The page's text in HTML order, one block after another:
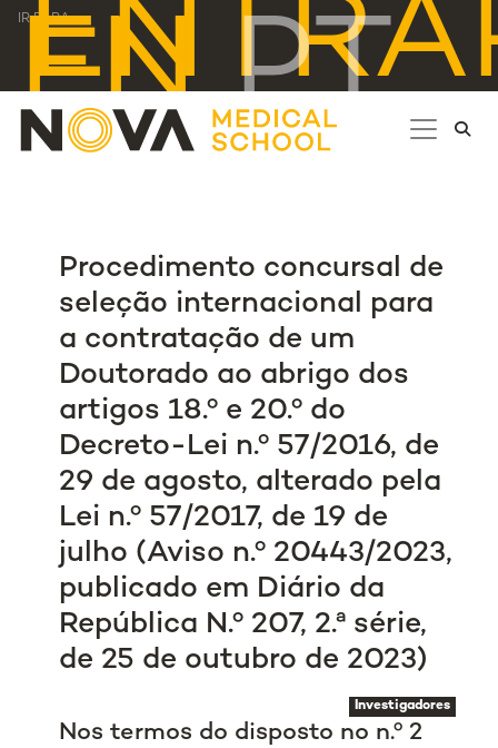
IR PARA...
EN PT
Procedimento concursal de
seleção internacional para
a contratação de um
Doutorado ao abrigo dos
artigos 18.º e 20.º do
Decreto-Lei n.º 57/2016, de
29 de agosto, alterado pela
Lei n.º 57/2017, de 19 de
julho (Aviso n.º 20443/2023,
publicado em Diário da
República N.º 207, 2.ª série,
de 25 de outubro de 2023)
Investigadores
Nos termos do disposto no n.º 2